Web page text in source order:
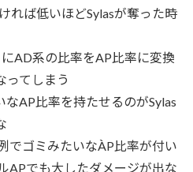
れば低いほどSylasが奪った時
AD系の比率をAP比率に変換
ってしまう
AP比率を持たせるのがSylas
でゴミみたいなÀP比率が付い
APでも大したダメージが出な